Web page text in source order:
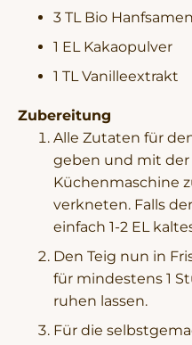
3 TL Bio
1 EL Kakaopulver
1 TL Vanilleextrakt
Zubereitung
Alle Zutaten für
geben und mit der
Küchenmaschine
verkneten. Falls
einfach 1-2 EL
Den Teig nun in
für mindestens 1
ruhen lassen.
Für die